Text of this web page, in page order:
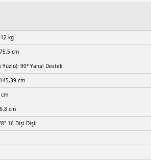
kg
cm
Yüzlü): 90° Yanal Destek
cm
cm
16 Dişi Dişli